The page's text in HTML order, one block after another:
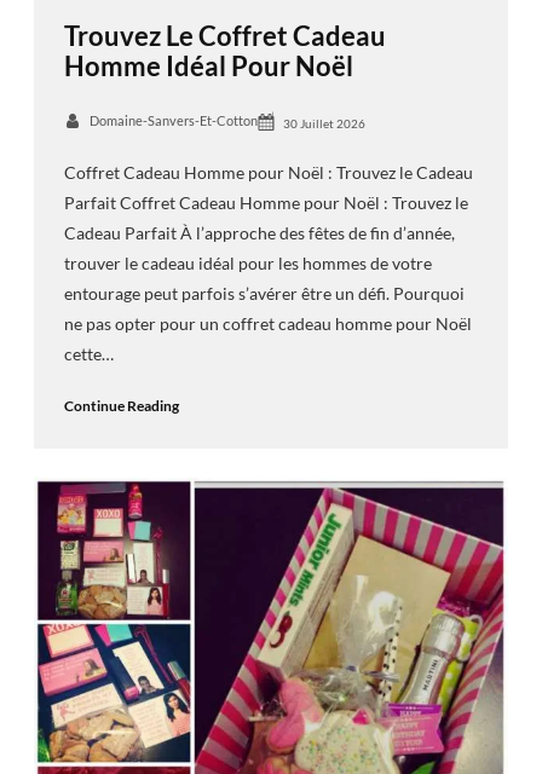
Trouvez Le Coffret Cadeau
Homme Idéal Pour Noël
Domaine-Sanvers-Et-Cotton 30 Juillet 2026
Coffret Cadeau Homme pour Noël : Trouvez le Cadeau
Parfait Coffret Cadeau Homme pour Noël : Trouvez le
Cadeau Parfait À l’approche des fêtes de fin d’année,
trouver le cadeau idéal pour les hommes de votre
entourage peut parfois s’avérer être un défi. Pourquoi
ne pas opter pour un coffret cadeau homme pour Noël
cette…
Continue Reading